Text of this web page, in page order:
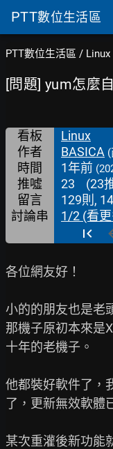
PTT數位生活區
PTT數位生活區 / Linux
[問題] yum怎麼
看板
Linux
作者
BASICA
時間 1年前
推噓 23 (23
留言
129則,
討論串 1/2 (看
各位網友好！
小的的朋友也是老
那機子原初本來是
十年的老機子。
他都裝好軟件了，
了，更新無效軟體
某次重灌後新功能